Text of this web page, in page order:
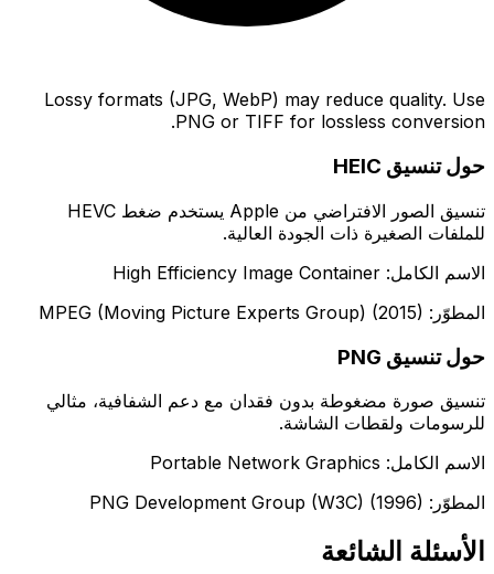
Lossy formats (JPG, WebP) may reduce quality. Use
PNG or TIFF for lossless conversion.
حول تنسيق HEIC
تنسيق الصور الافتراضي من Apple يستخدم ضغط HEVC
للملفات الصغيرة ذات الجودة العالية.
الاسم الكامل: High Efficiency Image Container
المطوّر: MPEG (Moving Picture Experts Group) (2015)
حول تنسيق PNG
تنسيق صورة مضغوطة بدون فقدان مع دعم الشفافية، مثالي
للرسومات ولقطات الشاشة.
الاسم الكامل: Portable Network Graphics
المطوّر: PNG Development Group (W3C) (1996)
الأسئلة الشائعة